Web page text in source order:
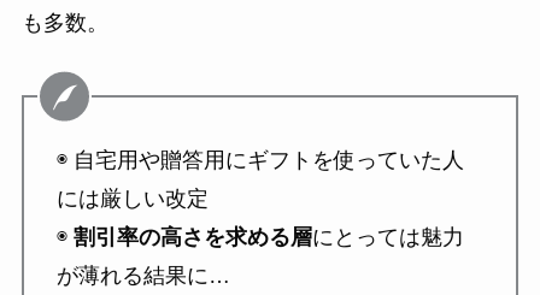
も多数。
◉ 自宅用や贈答用にギフトを使っていた人
には厳しい改定
◉ 割引率の高さを求める層にとっては魅力
が薄れる結果に…